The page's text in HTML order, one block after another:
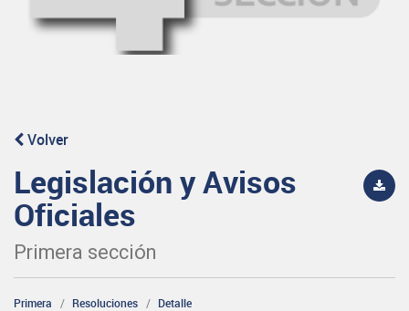
Volver
Legislación y Avisos
Oficiales
Primera sección
Primera Resoluciones Detalle